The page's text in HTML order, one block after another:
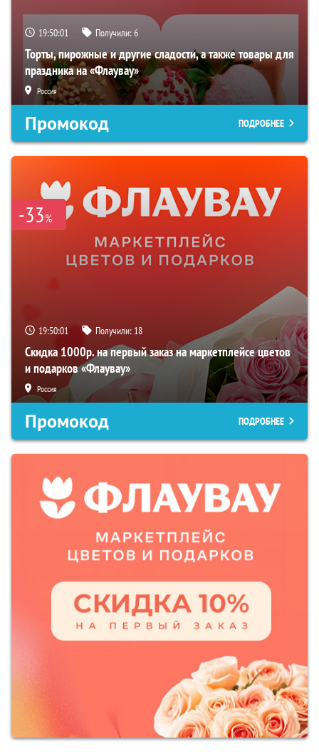
19:50:00 Получили:6
Торты, пирожные и другие сладости, а также товары для
праздника на «Флаувау»
Россия
Промокод ПОДРОБНЕЕ
-33%
19:50:00 Получили: 18
Скидка 1000р. на первый заказ на маркетплейсе цветов
и подарков «Флаувау»
Россия
Промокод ПОДРОБНЕЕ